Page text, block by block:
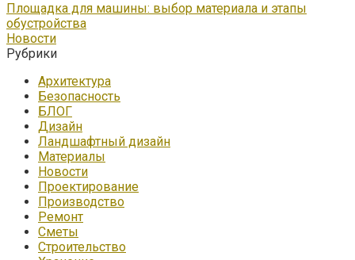
Площадка для машины: выбор материала и этапы
обустройства
Новости
Рубрики
Архитектура
Безопасность
БЛОГ
Дизайн
Ландшафтный дизайн
Материалы
Новости
Проектирование
Производство
Ремонт
Сметы
Строительство